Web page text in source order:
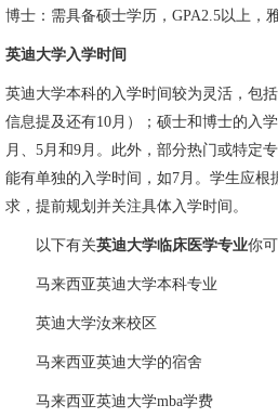
博士：需具备硕士学历，GPA2.5以上，
英迪大学入学时间
英迪大学本科的入学时间较为灵活，包
信息提及还有10月）；硕士和博士的入
月、5月和9月。此外，部分热门或特定
能有单独的入学时间，如7月。学生应根
求，提前规划并关注具体入学时间。
以下有关英迪大学临床医学专业你
马来西亚英迪大学本科专业
英迪大学汝来校区
马来西亚英迪大学的宿舍
马来西亚英迪大学mba学费